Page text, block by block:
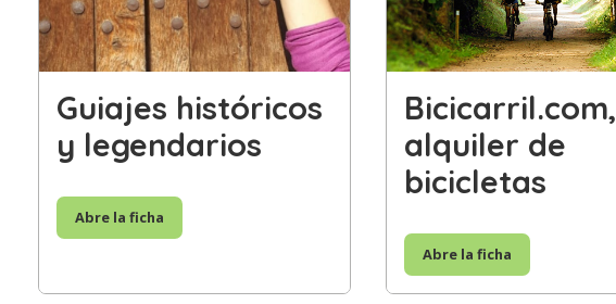
Guiajes históricos
y legendarios
Abre la ficha
Bicicarril.com,
alquiler de
bicicletas
Abre la ficha